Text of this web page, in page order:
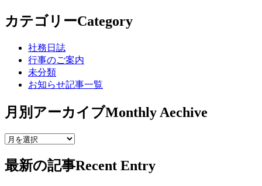
カテゴリーCategory
社務日誌
行事のご案内
未分類
お知らせ記事一覧
月別アーカイブMonthly Aechive
最新の記事Recent Entry